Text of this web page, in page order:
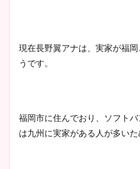
現在長野翼アナは、実家が福
うです。
福岡市に住んでおり、ソフト
は九州に実家がある人が多いた